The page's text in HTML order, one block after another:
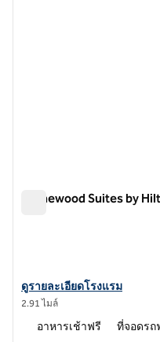
Homewood Suites by
ดูรายละเอียดโรงแรม
ดูรายละเอียดโรงแรม
2.91 ไมล์
อาหารเช้าฟรี ที่จอดรถ